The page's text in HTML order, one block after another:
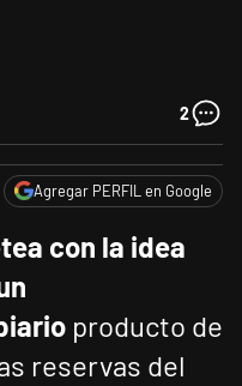
2
Agregar PERFIL en Google
con la idea
producto de
reservas del